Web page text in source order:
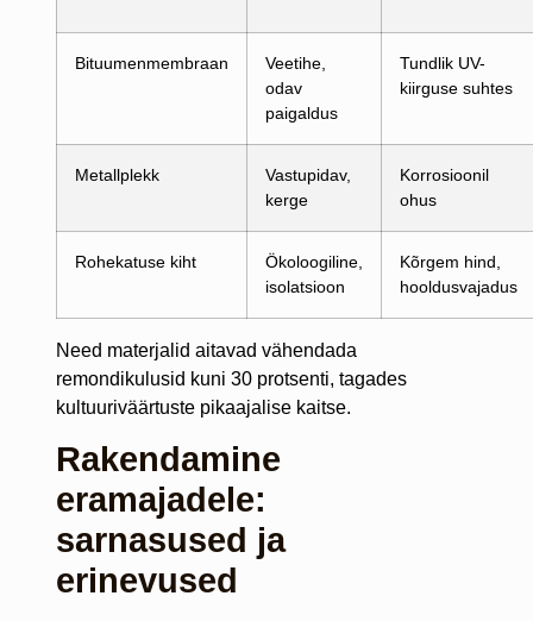
Bituumenmembraan
Veetihe,
odav
paigaldus
Tundlik UV-
kiirguse suhtes
Metallplekk
Vastupidav,
kerge
Korrosioonil
ohus
Rohekatuse kiht
Ökoloogiline,
isolatsioon
Kõrgem hind,
hooldusvajadus
Need materjalid aitavad vähendada
remondikulusid kuni 30 protsenti, tagades
kultuuriväärtuste pikaajalise kaitse.
Rakendamine
eramajadele:
sarnasused ja
erinevused